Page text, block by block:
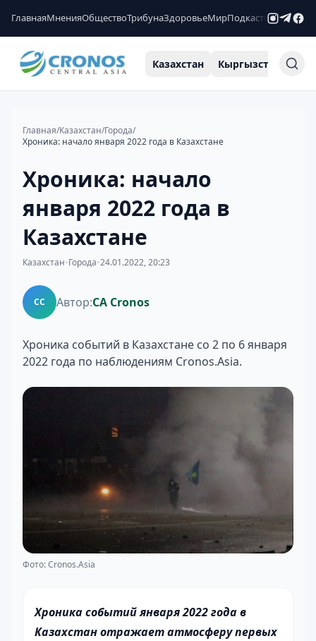
ГлавнаяМненияОбществоТрибунаЗдоровьеМирПодкастыРейтинги
Казахстан Кыргызстан
Главная/Казахстан/Города/
Хроника: начало января 2022 года в Казахстане
Хроника: начало
января 2022 года в
Казахстане
Казахстан•Города•24.01.2022, 20:23
CC Автор:CA Cronos
Хроника событий в Казахстане со 2 по 6 января
2022 года по наблюдениям Cronos.Asia.
Фото: Cronos.Asia
Хроника событий января 2022 года в
Казахстан отражает атмосферу первых